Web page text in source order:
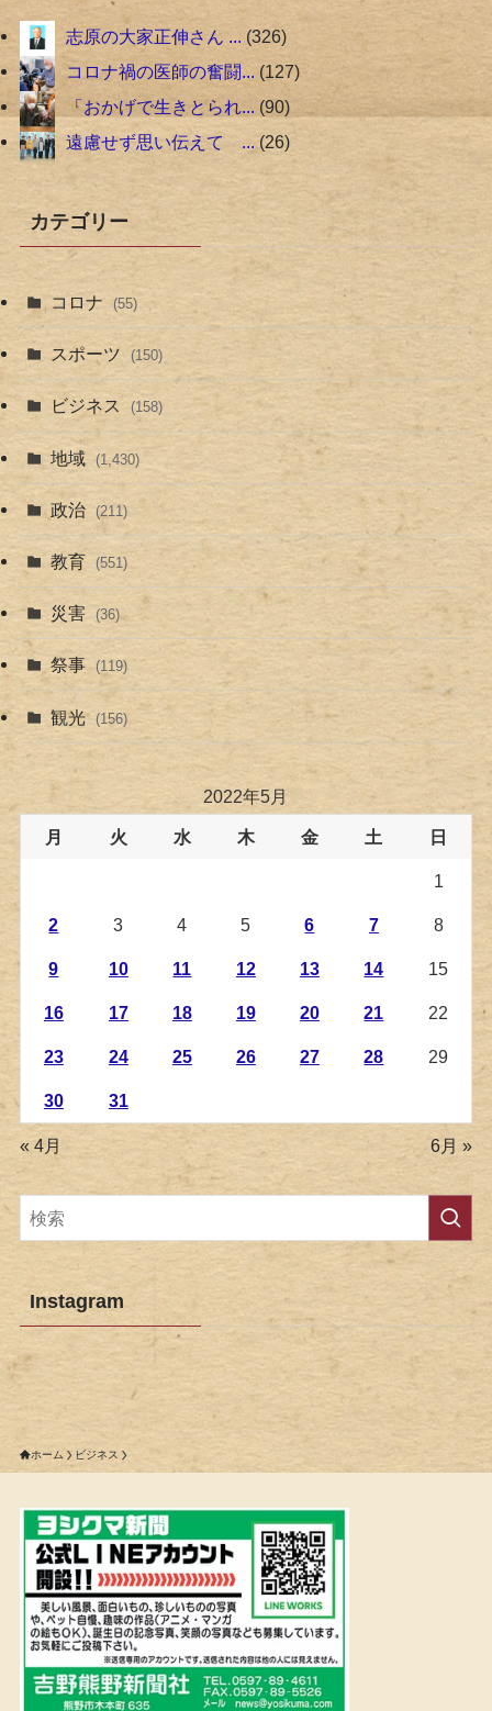
志原の大家正伸さん ... 326
コロナ禍の医師の奮闘... 127
「おかげで生きとられ... 90
遠慮せず思い伝えて ... 26
カテゴリー
コロナ (55)
スポーツ (150)
ビジネス (158)
地域 (1,430)
政治 (211)
教育 (551)
災害 (36)
祭事 (119)
観光 (156)
2022年5月
月 火 水 木 金 土 日
1
2 3 4 5 6 7 8
9 10 11 12 13 14 15
16 17 18 19 20 21 22
23 24 25 26 27 28 29
30 31
« 4月 6月 »
Instagram
ホーム ビジネス